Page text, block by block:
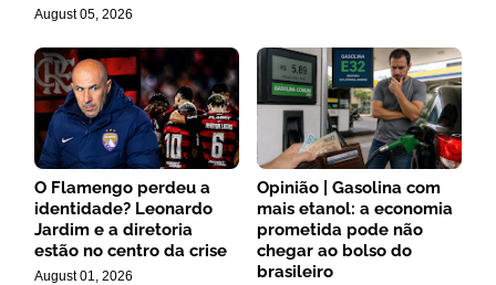
August 05, 2026
O Flamengo perdeu a
identidade? Leonardo
Jardim e a diretoria
estão no centro da crise
August 01, 2026
Opinião | Gasolina com
mais etanol: a economia
prometida pode não
chegar ao bolso do
brasileiro